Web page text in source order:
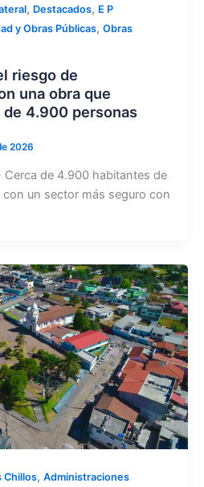
, Destacados, E P
y Obras Públicas, Obras
riesgo de
una obra que
4.900 personas
2026
Cerca de 4.900 habitantes de
con un sector más seguro con
Chillos, Administraciones